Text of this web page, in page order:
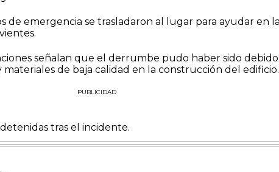
de emergencia se trasladaron al lugar para ayudar en
señalan que el derrumbe pudo haber sido
de baja calidad en la construcción del edificio.
PUBLICIDAD
tras el incidente.